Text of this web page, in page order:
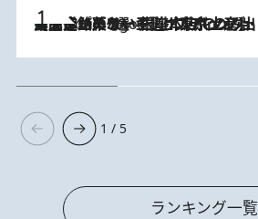
6 Hours Ago
【間違いのない王道・東京土産】資生堂パーラー 銀座本店でのみ出会える銘菓5選《極上プディング・濃厚チーズケーキ・ボンボンショコラほか》
1 / 5
ランキング一覧